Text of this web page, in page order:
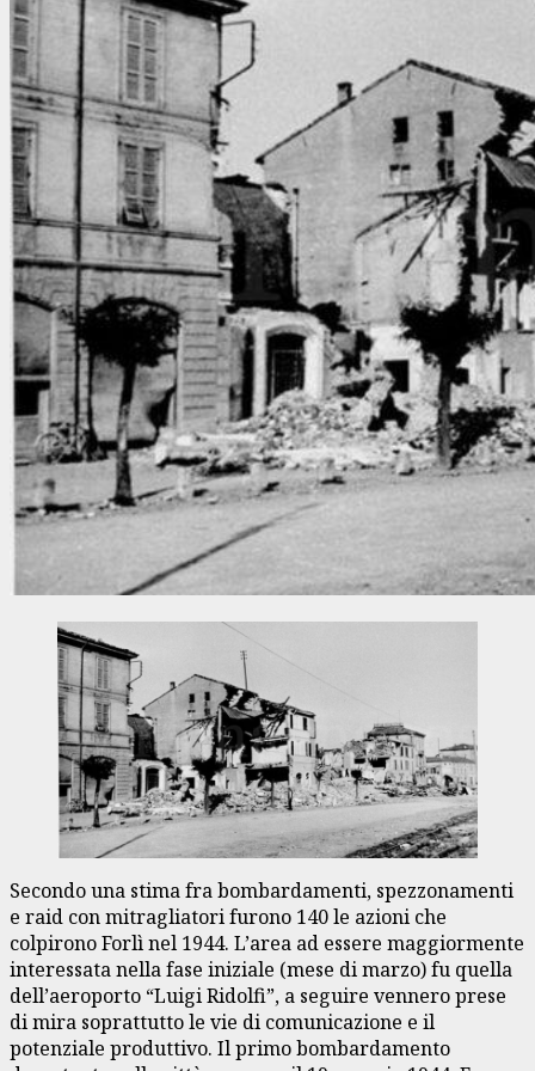
Secondo una stima fra bombardamenti, spezzonamenti
e raid con mitragliatori furono 140 le azioni che
colpirono Forlì nel 1944. L’area ad essere maggiormente
interessata nella fase iniziale (mese di marzo) fu quella
dell’aeroporto “Luigi Ridolfi”, a seguire vennero prese
di mira soprattutto le vie di comunicazione e il
potenziale produttivo. Il primo bombardamento